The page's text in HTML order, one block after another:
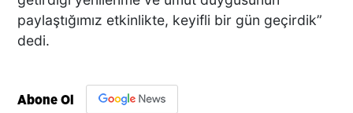
paylaştığımız etkinlikte, keyifli bir gün geçirdik”
dedi.
Abone Ol